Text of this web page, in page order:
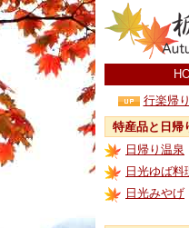
行楽帰
特産品と日帰
日帰り温泉
日光ゆば料
日光みやげ